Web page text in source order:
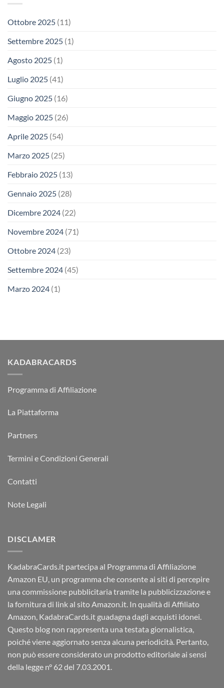
Ottobre 2025 (11)
Settembre 2025 (1)
Agosto 2025 (1)
Luglio 2025 (41)
Giugno 2025 (16)
Maggio 2025 (26)
Aprile 2025 (54)
Marzo 2025 (25)
Febbraio 2025 (13)
Gennaio 2025 (28)
Dicembre 2024 (22)
Novembre 2024 (71)
Ottobre 2024 (23)
Settembre 2024 (45)
Marzo 2024 (1)
KADABRACARDS
Programma di Affiliazione
La Piattaforma
Partners
Termini e Condizioni Generali
Contatti
Note Legali
DISCLAMER
KadabraCards.it partecipa al Programma di Affiliazione
Amazon EU, un programma che consente ai siti di percepire
una commissione pubblicitaria tramite la pubblicizzazione e
la fornitura di link al sito Amazon.it. In qualità di Affiliato
Amazon, KadabraCards.it guadagna dagli acquisti idonei.
Questo blog non rappresenta una testata giornalistica,
poiché viene aggiornato senza alcuna periodicità. Pertanto,
non può essere considerato un prodotto editoriale ai sensi
della legge n° 62 del 7.03.2001.